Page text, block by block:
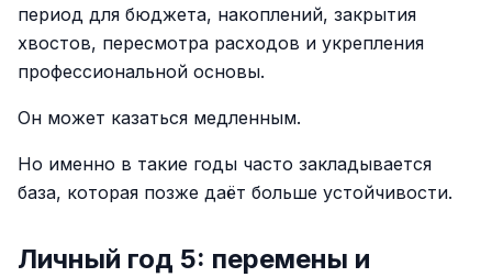
период для бюджета, накоплений, закрытия
хвостов, пересмотра расходов и укрепления
профессиональной основы.
Он может казаться медленным.
Но именно в такие годы часто закладывается
база, которая позже даёт больше устойчивости.
Личный год 5: перемены и